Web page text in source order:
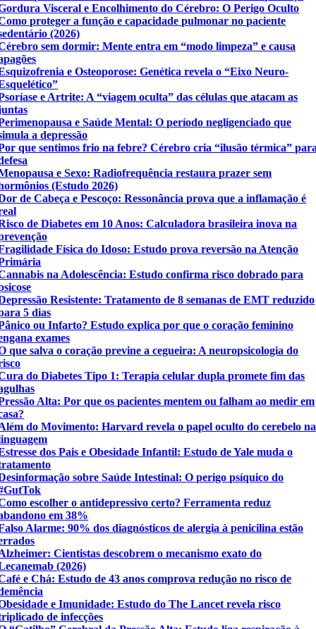
Visceral e Encolhimento do Cérebro: O Perigo Oculto
proteger a função e capacidade pulmonar no paciente
(2026)
sem dormir: Mente entra em “modo limpeza” e causa
e Osteoporose: Genética revela o “Eixo Neuro-
e Artrite: A “viagem oculta” das células que atacam as
e Saúde Mental: O período negligenciado que
a depressão
que sentimos frio na febre? Cérebro cria “ilusão térmica”
e Sexo: Radiofrequência restaura prazer sem
(Estudo 2026)
de Cabeça e Pescoço: Ressonância prova que a inflamação é
de Diabetes em 10 Anos: Calculadora brasileira inova na
Física do Idoso: Estudo prova reversão na Atenção
na Adolescência: Estudo confirma risco dobrado para
Resistente: Tratamento de 8 semanas de EMT reduzido
5 dias
ou Infarto? Estudo explica por que o coração feminino
exames
que salva o coração previne a cegueira: A neuropsicologia do
do Diabetes Tipo 1: Terapia celular dupla promete fim das
Alta: Por que os pacientes mentem ou falham ao medir em
do Movimento: Harvard revela o papel oculto do cerebelo na
dos Pais e Obesidade Infantil: Estudo de Yale muda o
sobre Saúde Intestinal: O perigo psíquico do
escolher o antidepressivo certo? Ferramenta reduz
em 38%
Alarme: 90% dos diagnósticos de alergia à penicilina estão
Cientistas descobrem o mecanismo exato do
(2026)
e Chá: Estudo de 43 anos comprova redução no risco de
e Imunidade: Estudo do The Lancet revela risco
de infecções